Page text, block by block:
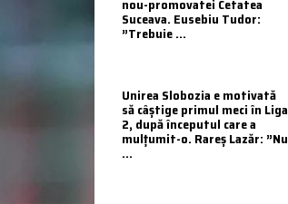
nou-promovatei Cetatea
Suceava. Eusebiu Tudor:
”Trebuie ...
Unirea Slobozia e motivată
să câștige primul meci în Liga
2, după începutul care a
mulțumit-o. Rareș Lazăr: ”Nu
...